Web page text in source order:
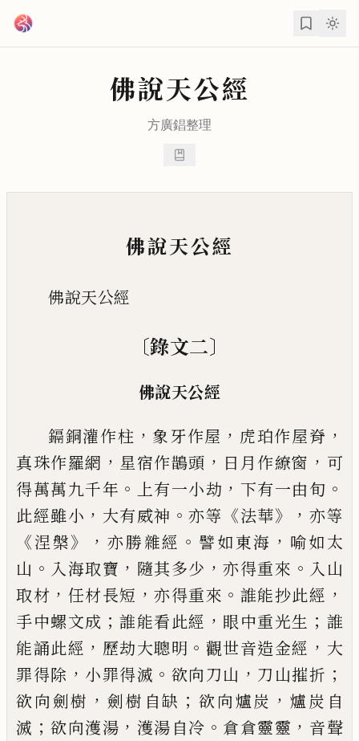
佛說天公經
方廣錩整理
佛說天公經
佛說天公經
〔錄文二〕
佛說天公經
鎘銅灌作柱 ， 象牙作屋 ， 虎珀作屋脊 ，
真珠作羅網 ， 星宿作鵲頭 ， 日月作繚窗 ， 可
得萬萬九千年 。 上有一小劫 ， 下有一由旬 。
此經雖小 ， 大有威神 。亦等 《法華》，亦等
《涅槃》， 亦勝雜經 。 譬如東海 ， 喻如太
山 。 入海取寶 ， 隨其多少 ，亦得重來 。 入 山
取材 ， 任材長短 ，亦得重來 。 誰能抄此經 ，
手中螺文成 ； 誰能看此經 ， 眼中重光生 ； 誰
能誦此經 ， 歷劫大聰明 。 觀世音造金經 ， 大
罪得除 ， 小罪得滅 。 欲向刀山 ， 刀山摧折 ；
欲向劍樹 ， 劍樹自缺 ； 欲向爐炭 ， 爐炭自
滅 ； 欲向濩湯 ， 濩湯自冷 。 倉倉靈靈 ， 音聲